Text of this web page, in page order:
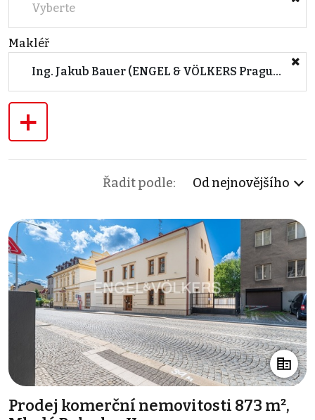
Vyberte
Makléř
Ing. Jakub Bauer (ENGEL & VÖLKERS Prague 5)
+
Řadit podle: Od nejnovějšího
Prodej komerční nemovitosti 873 m²,